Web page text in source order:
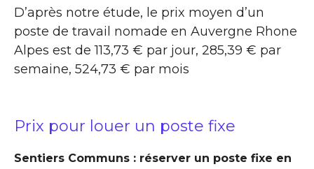
D’après notre étude, le prix moyen d’un
poste de travail nomade en Auvergne Rhone
Alpes est de 113,73 € par jour, 285,39 € par
semaine, 524,73 € par mois
Prix pour louer un poste fixe
Sentiers Communs : réserver un poste fixe en